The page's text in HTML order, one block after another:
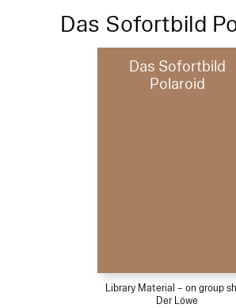
Das Sofortbild
Das Sofortbild
Polaroid
Library Material – on group
Der Löwe